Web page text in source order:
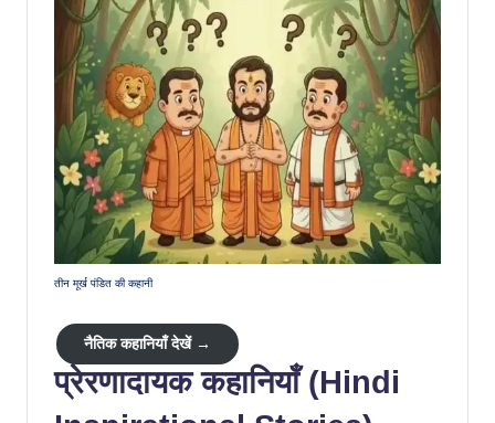
तीन मूर्ख पंडित की कहानी
नैतिक कहानियाँ देखें →
प्रेरणादायक कहानियाँ (Hindi